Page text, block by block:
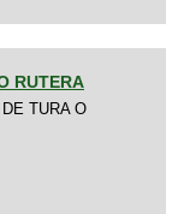
RUTERA
TURA O